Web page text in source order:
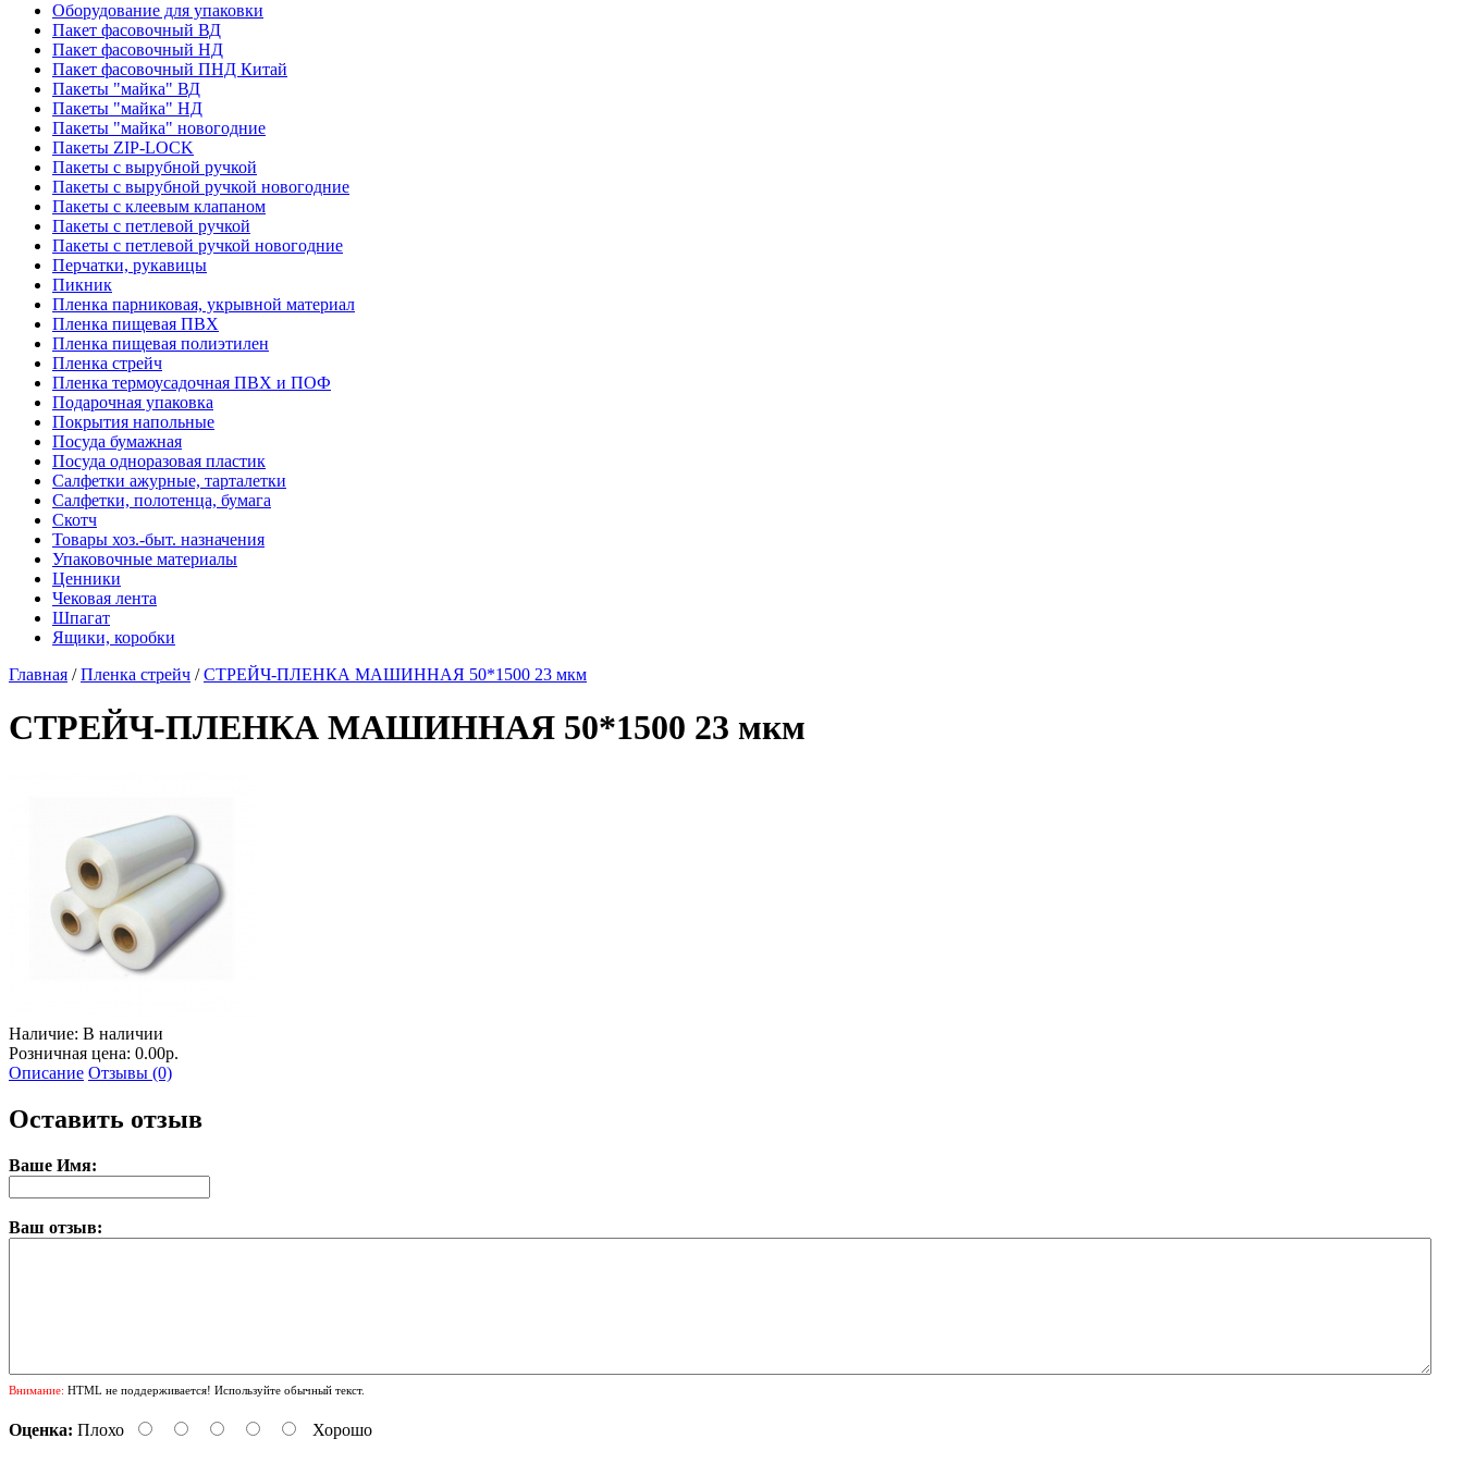
Оборудование для упаковки
Пакет фасовочный ВД
Пакет фасовочный НД
Пакет фасовочный ПНД Китай
Пакеты "майка" ВД
Пакеты "майка" НД
Пакеты "майка" новогодние
Пакеты ZIP-LOCK
Пакеты с вырубной ручкой
Пакеты с вырубной ручкой новогодние
Пакеты с клеевым клапаном
Пакеты с петлевой ручкой
Пакеты с петлевой ручкой новогодние
Перчатки, рукавицы
Пикник
Пленка парниковая, укрывной материал
Пленка пищевая ПВХ
Пленка пищевая полиэтилен
Пленка стрейч
Пленка термоусадочная ПВХ и ПОФ
Подарочная упаковка
Покрытия напольные
Посуда бумажная
Посуда одноразовая пластик
Салфетки ажурные, тарталетки
Салфетки, полотенца, бумага
Скотч
Товары хоз.-быт. назначения
Упаковочные материалы
Ценники
Чековая лента
Шпагат
Ящики, коробки
Главная /Пленка стрейч /СТРЕЙЧ-ПЛЕНКА МАШИННАЯ 50*1500 23 мкм
СТРЕЙЧ-ПЛЕНКА МАШИННАЯ 50*1500 23 мкм
Наличие: В наличии
Розничная цена: 0.00р.
Описание Отзывы (0)
Оставить отзыв
Ваше Имя:
Ваш отзыв:
Внимание: HTML не поддерживается! Используйте обычный текст.
Оценка: Плохо Хорошо